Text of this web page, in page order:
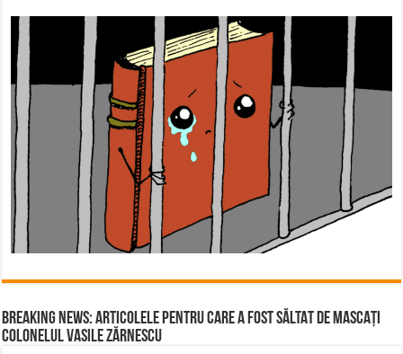
BREAKING NEWS: ARTICOLELE PENTRU CARE A FOST SĂLTAT DE MASCAȚI
COLONELUL VASILE ZĂRNESCU